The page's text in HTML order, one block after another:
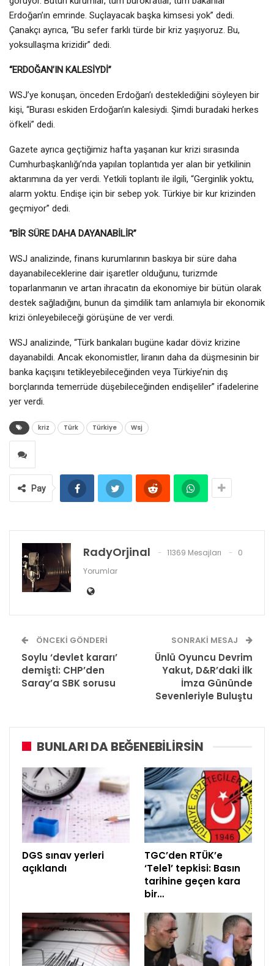
Erdoğan’ın emrinde. Suçlayacak başka kimsesi yok” dedi.
Çanakçı ayrıca, “Bu sefer farklı türde bir kriz yaşıyoruz. Bu,
yoksullaşma krizidir” dedi.
“ERDOĞAN’IN KALESİYDİ”
WSJ’ye konuşan, önceden Erdoğan’ı desteklediğini söyleyen bir
kişi, “Burası eskiden Erdoğan’ın kalesiydi. Şimdi buradaki herkes
öfkeli” dedi.
Gazete ayrıca geçtiğimiz hafta yaşanan kur krizi sırasında
Cumhurbaşkanlığı’nda yapılan toplantıda yer alan bir yetkilinin
aktarımına da yer verdi. Yetkili toplantı ile ilgili, “Gerginlik yoktu,
alarm yoktu. Endişe için bir sebep yok. Türkiye bir kur krizinden
geçmiyor” dedi.
“BİR SÜRE DAHA DAYANABİLİR”
WSJ analizinde, finans kurumlarının baskıya bir süre daha
dayanabileceklerine dair işaretler olduğunu, turizmde
toparlanmanın ve artan ihracatın da ekonomiye bir bütün olarak
destek sağladığını, bunun da şimdilik tam anlamıyla bir ekonomik
krizi önleyebileceği görüşüne de ver verdi.
WSJ analizinde, “Türk bankaları bugüne kadar döviz krizine
dayanabildi. Ancak ekonomistler, liranın daha da düşmesinin bir
banka kaçışını tetikleyebileceğinden veya Türkiye’nin dış
borçlarında temerrüde düşebileceğinden endişeliler” ifadelerine
yer verdi.
kriz Türk Türkiye Wsj
Pay
RadyOrjinal 11369 Mesajları
0
Yorumlar
ÖNCEKI GÖNDERI
Soylu ‘devlet kararı’
demişti: CHP’den
Saray’a SBK sorusu
SONRAKI MESAJ
Ünlü Oyuncu Devrim
Yakut, D&R’daki İlk
İmza Gününde
Sevenleriyle Buluştu
BUNLARI DA BEĞENEBILIRSIN
DGS sınav yerleri
açıklandı
TGC’den RTÜK’e
‘Tele1’ tepkisi: Basın
tarihine geçen kara
bir…